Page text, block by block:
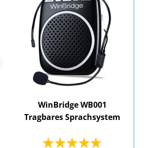
WinBridge WB001
Tragbares Sprachsystem